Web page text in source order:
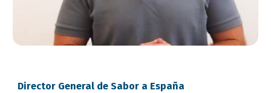
Director General de Sabor a España